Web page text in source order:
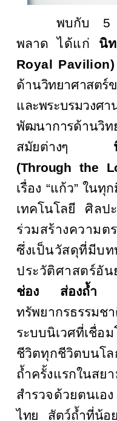
พบกับ 5
พลาดได้แก่ นิ
Royal Pavilion)
ด้านวิทยาศาสตร์
และพระบรมวง
พัฒนาการด้านวิท
สมัยต่างๆ
(Through the
เรื่อง “แก้ว” ใน
เทคโนโลยี ศิลป
ร่วมสร้างความ
ซึ่งเป็นวัสดุที่มีบ
ประวัติศาสตร์อัน
ช่อง ส่องถ้ำ
ทรัพยากรธรรมช
ระบบนิเวศที่เชื่อม
ชีวิตทุกชีวิตบนโล
ถ้ำครั้งแรกในสย
สำรวจด้วยตนเอ
ไทย สัตว์ถ้ำที่น้อ